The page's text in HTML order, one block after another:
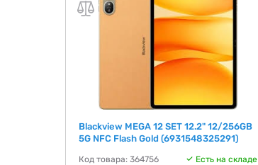
Blackview MEGA 12 SET 12.2" 12/256GB
5G NFC Flash Gold (6931548325291)
Код товара: 364756 Есть на складе